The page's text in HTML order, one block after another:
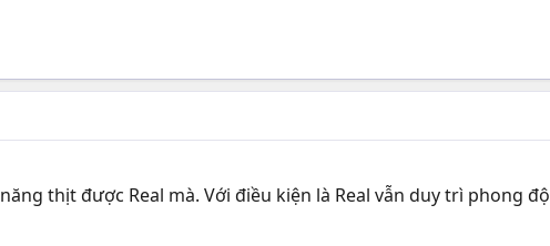
thịt được Real mà. Với điều kiện là Real vẫn duy trì phong